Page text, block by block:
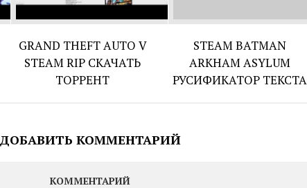
GRAND THEFT AUTO V
STEAM RIP СКАЧАТЬ
ТОРРЕНТ
STEAM BATMAN
ARKHAM ASYLUM
РУСИФИКАТОР ТЕКСТА
ДОБАВИТЬ КОММЕНТАРИЙ
КОММЕНТАРИЙ